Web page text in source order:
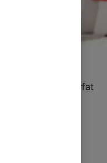
mycket du har surfat